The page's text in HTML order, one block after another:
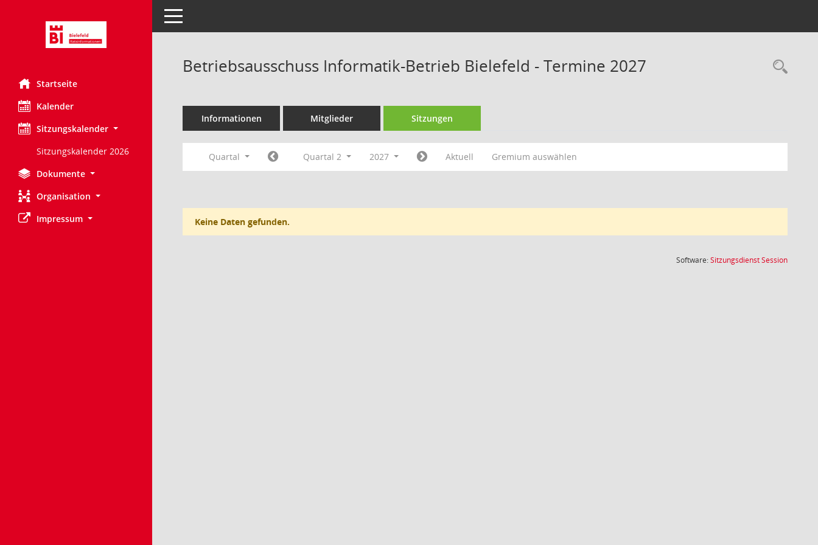
Startseite
Kalender
Sitzungskalender
Sitzungskalender 2026
Dokumente
Organisation
Impressum
Toggle navigation
Betriebsausschuss Informatik-Betrieb Bielefeld - Termine 2027
Informationen Mitglieder Sitzungen
Quartal Quartal 2 2027 Aktuell Gremium auswählen
Keine Daten gefunden.
Software:SitzungsdienstSession(Wird in